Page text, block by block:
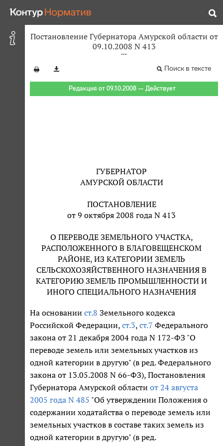
Постановление Губернатора Амурской области от
09.10.2008 N 413
Поиск в тексте
Редакция от 09.10.2008 — Действует
ГУБЕРНАТОР
АМУРСКОЙ ОБЛАСТИ
ПОСТАНОВЛЕНИЕ
от 9 октября 2008 года N 413
О ПЕРЕВОДЕ ЗЕМЕЛЬНОГО УЧАСТКА,
РАСПОЛОЖЕННОГО В БЛАГОВЕЩЕНСКОМ
РАЙОНЕ, ИЗ КАТЕГОРИИ ЗЕМЕЛЬ
СЕЛЬСКОХОЗЯЙСТВЕННОГО НАЗНАЧЕНИЯ В
КАТЕГОРИЮ ЗЕМЕЛЬ ПРОМЫШЛЕННОСТИ И
ИНОГО СПЕЦИАЛЬНОГО НАЗНАЧЕНИЯ
На основании ст.8 Земельного кодекса
Российской Федерации, ст.3, ст.7 Федерального
закона от 21 декабря 2004 года N 172-ФЗ "О
переводе земель или земельных участков из
одной категории в другую" (в ред. Федерального
закона от 13.05.2008 N 66-ФЗ), Постановления
Губернатора Амурской области от 24 августа
2005 года N 485 "Об утверждении Положения о
содержании ходатайства о переводе земель или
земельных участков в составе таких земель из
одной категории в другую" (в ред.